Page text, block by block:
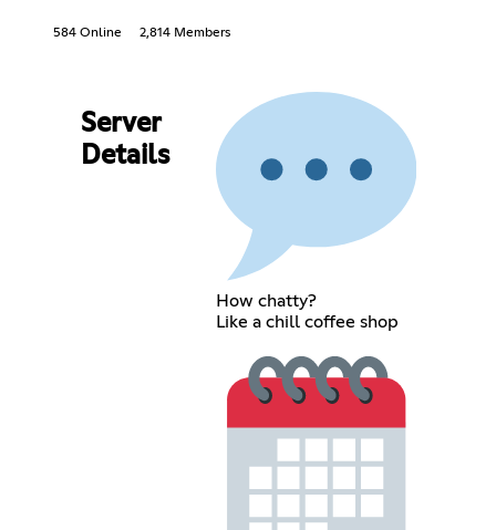
584 Online 2,814 Members
Server
Details
How chatty?
Like a chill coffee shop